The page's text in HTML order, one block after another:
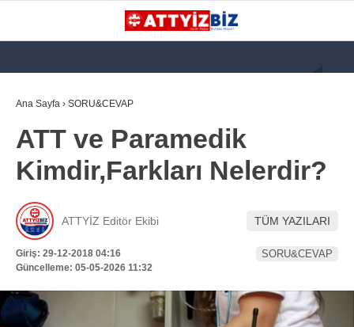
KATEGORİLER
GÜNDEM
KPSS
ATT
PARAMEDİK (AABT)
STK
Ana Sayfa › SORU&CEVAP
ATT ve Paramedik
Kimdir,Farkları Nelerdir?
ATTYİZ Editör Ekibi TÜM YAZILARI
Giriş: 29-12-2018 04:16
Güncelleme: 05-05-2026 11:32
SORU&CEVAP